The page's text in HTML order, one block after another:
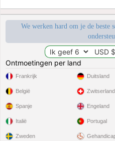
We werken hard om je de beste
Ontmoetingen per land
Frankrijk
België
Spanje
Italië
Zweden
Duitsland
Zwitserland
Engeland
Portugal